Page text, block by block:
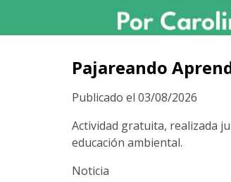
Pajareando
Publicado el 03/08/2026
Actividad gratuita, realizada
educación ambiental.
Noticia